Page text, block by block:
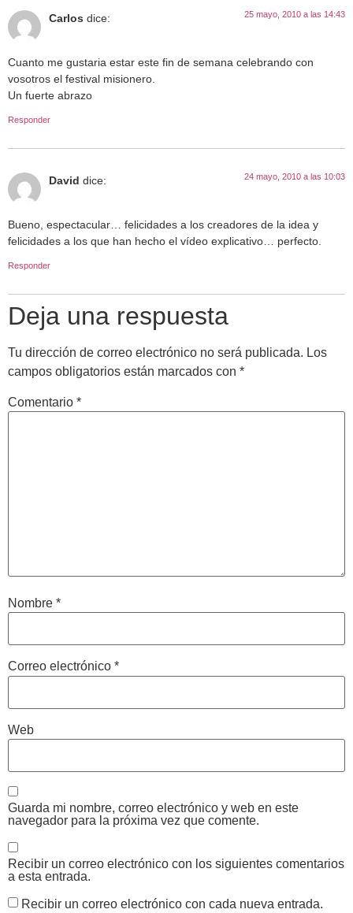
Carlos dice: 25 mayo, 2010 a las 14:43
Cuanto me gustaria estar este fin de semana celebrando con
vosotros el festival misionero.
Un fuerte abrazo
Responder
David dice: 24 mayo, 2010 a las 10:03
Bueno, espectacular… felicidades a los creadores de la idea y
felicidades a los que han hecho el vídeo explicativo… perfecto.
Responder
Deja una respuesta
Tu dirección de correo electrónico no será publicada. Los
campos obligatorios están marcados con *
Comentario *
Nombre *
Correo electrónico *
Web
Guarda mi nombre, correo electrónico y web en este
navegador para la próxima vez que comente.
Recibir un correo electrónico con los siguientes comentarios
a esta entrada.
Recibir un correo electrónico con cada nueva entrada.